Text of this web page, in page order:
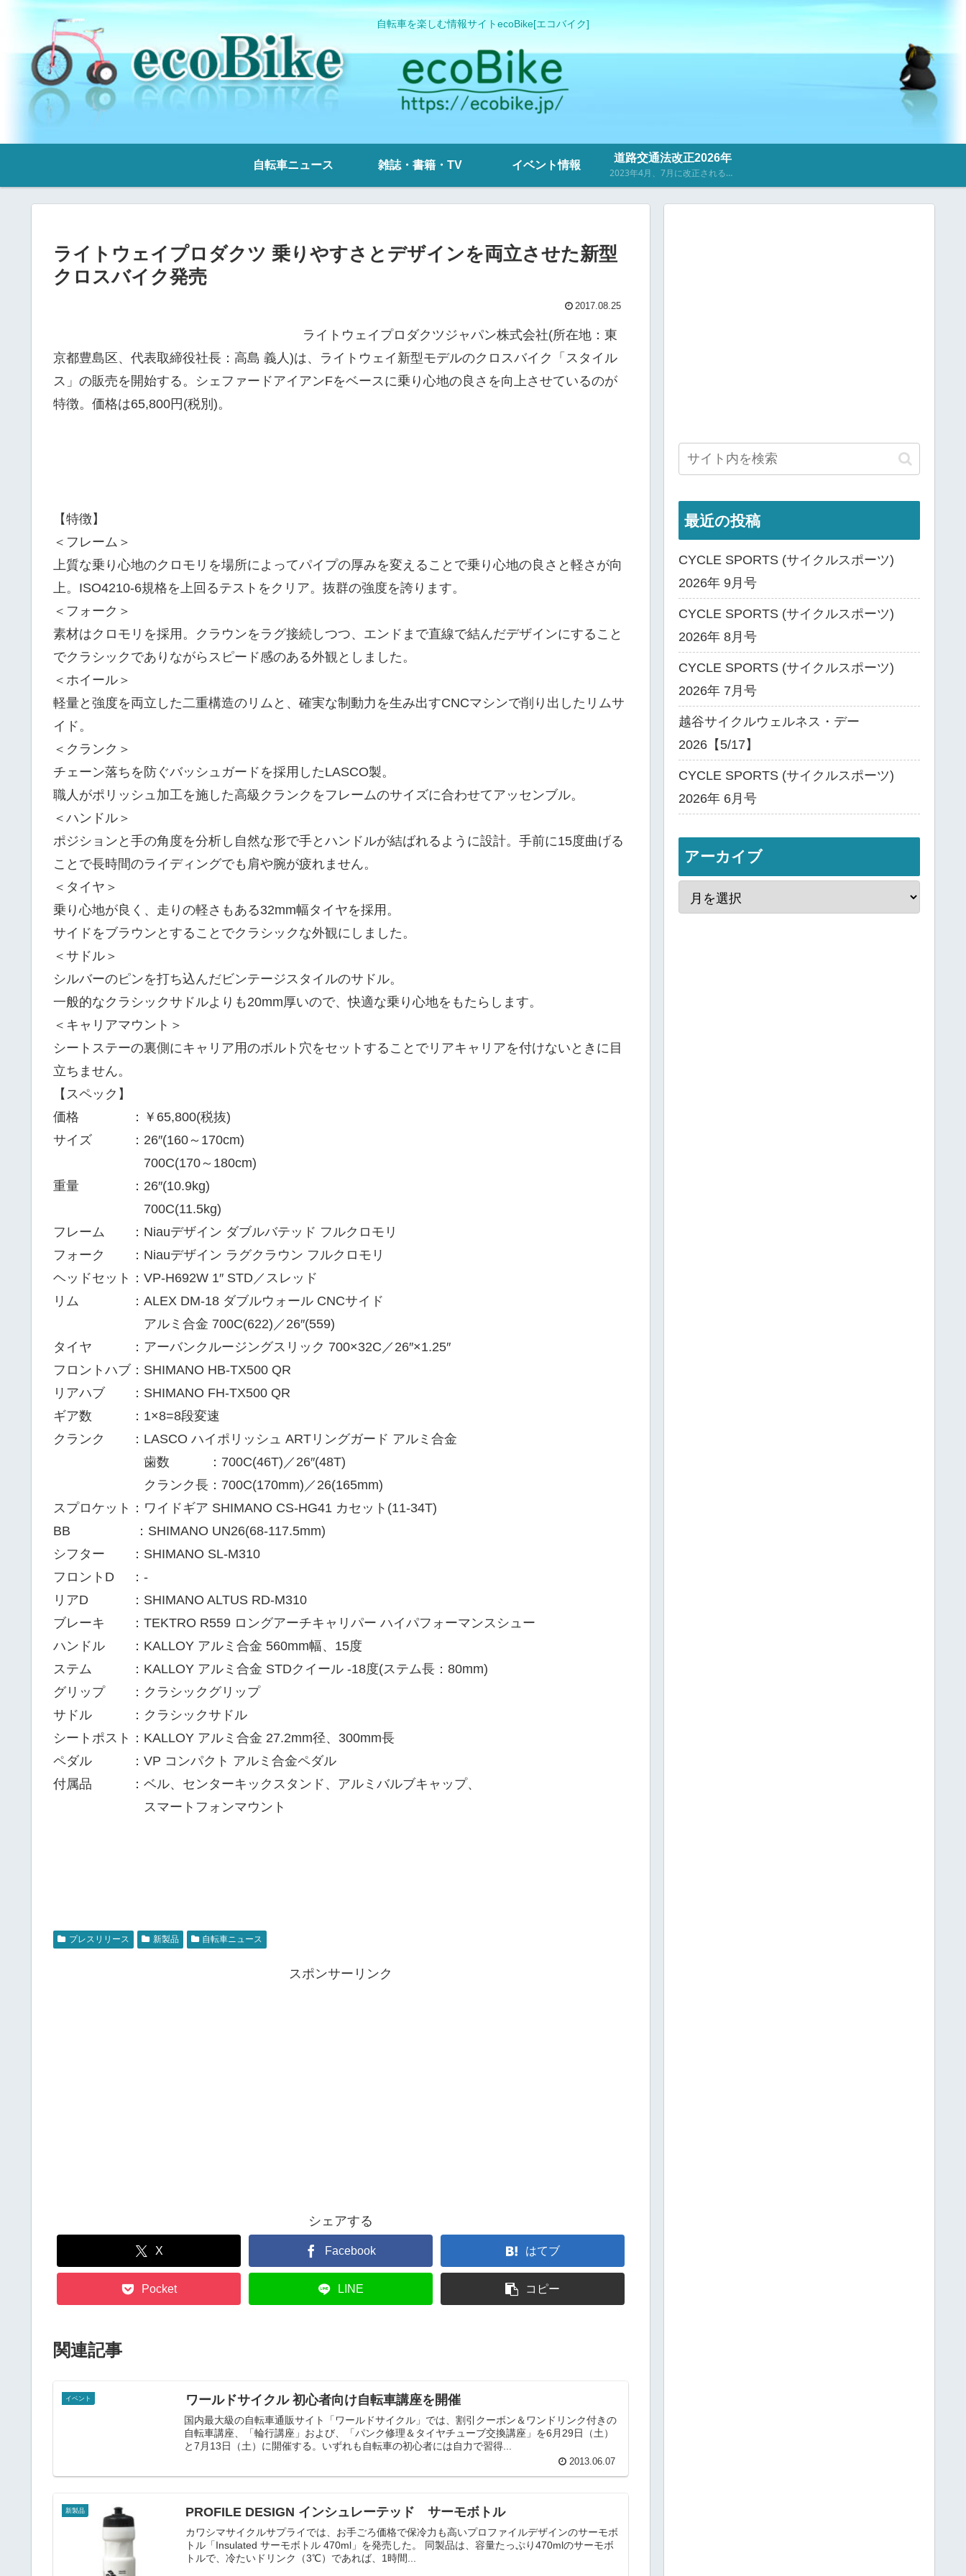
自転車を楽しむ情報サイトecoBike[エコバイク]
自転車ニュース 雑誌・書籍・TV イベント情報
道路交通法改正2026年
2023年4月、7月に改正される道路交通法に関するニュース・記事を掲載しています。
ライトウェイプロダクツ 乗りやすさとデザインを両立させた新型
クロスバイク発売
2017.08.25
ライトウェイプロダクツジャパン株式会社(所在地：東
京都豊島区、代表取締役社長：高島 義人)は、ライトウェイ新型モデルのクロスバイク「スタイル
ス」の販売を開始する。シェファードアイアンFをベースに乗り心地の良さを向上させているのが
特徴。価格は65,800円(税別)。
【特徴】
＜フレーム＞
上質な乗り心地のクロモリを場所によってパイプの厚みを変えることで乗り心地の良さと軽さが向
上。ISO4210-6規格を上回るテストをクリア。抜群の強度を誇ります。
＜フォーク＞
素材はクロモリを採用。クラウンをラグ接続しつつ、エンドまで直線で結んだデザインにすること
でクラシックでありながらスピード感のある外観としました。
＜ホイール＞
軽量と強度を両立した二重構造のリムと、確実な制動力を生み出すCNCマシンで削り出したリムサ
イド。
＜クランク＞
チェーン落ちを防ぐバッシュガードを採用したLASCO製。
職人がポリッシュ加工を施した高級クランクをフレームのサイズに合わせてアッセンブル。
＜ハンドル＞
ポジションと手の角度を分析し自然な形で手とハンドルが結ばれるように設計。手前に15度曲げる
ことで長時間のライディングでも肩や腕が疲れません。
＜タイヤ＞
乗り心地が良く、走りの軽さもある32mm幅タイヤを採用。
サイドをブラウンとすることでクラシックな外観にしました。
＜サドル＞
シルバーのピンを打ち込んだビンテージスタイルのサドル。
一般的なクラシックサドルよりも20mm厚いので、快適な乗り心地をもたらします。
＜キャリアマウント＞
シートステーの裏側にキャリア用のボルト穴をセットすることでリアキャリアを付けないときに目
立ちません。
【スペック】
価格 ：￥65,800(税抜)
サイズ ：26″(160～170cm)
700C(170～180cm)
重量 ：26″(10.9kg)
700C(11.5kg)
フレーム ：Niauデザイン ダブルバテッド フルクロモリ
フォーク ：Niauデザイン ラグクラウン フルクロモリ
ヘッドセット：VP-H692W 1″ STD／スレッド
リム ：ALEX DM-18 ダブルウォール CNCサイド
アルミ合金 700C(622)／26″(559)
タイヤ ：アーバンクルージングスリック 700×32C／26″×1.25″
フロントハブ：SHIMANO HB-TX500 QR
リアハブ ：SHIMANO FH-TX500 QR
ギア数 ：1×8=8段変速
クランク ：LASCO ハイポリッシュ ARTリングガード アルミ合金
歯数 ：700C(46T)／26″(48T)
クランク長：700C(170mm)／26(165mm)
スプロケット：ワイドギア SHIMANO CS-HG41 カセット(11-34T)
BB ：SHIMANO UN26(68-117.5mm)
シフター ：SHIMANO SL-M310
フロントD ：-
リアD ：SHIMANO ALTUS RD-M310
ブレーキ ：TEKTRO R559 ロングアーチキャリパー ハイパフォーマンスシュー
ハンドル ：KALLOY アルミ合金 560mm幅、15度
ステム ：KALLOY アルミ合金 STDクイール -18度(ステム長：80mm)
グリップ ：クラシックグリップ
サドル ：クラシックサドル
シートポスト：KALLOY アルミ合金 27.2mm径、300mm長
ペダル ：VP コンパクト アルミ合金ペダル
付属品 ：ベル、センターキックスタンド、アルミバルブキャップ、
スマートフォンマウント
プレスリリース 新製品 自転車ニュース
スポンサーリンク
シェアする
X Facebook はてブ
Pocket LINE コピー
関連記事
イベント ワールドサイクル 初心者向け自転車講座を開催
国内最大級の自転車通販サイト「ワールドサイクル」では、割引クーボン＆ワンドリンク付きの
自転車講座、「輪行講座」および、「パンク修理＆タイヤチューブ交換講座」を6月29日（土）
と7月13日（土）に開催する。いずれも自転車の初心者には自力で習得...
2013.06.07
新製品 PROFILE DESIGN インシュレーテッド サーモボトル
カワシマサイクルサプライでは、お手ごろ価格で保冷力も高いプロファイルデザインのサーモボ
トル「Insulated サーモボトル 470ml」を発売した。 同製品は、容量たっぷり470mlのサーモボ
トルで、冷たいドリンク（3℃）であれば、1時間...
最近の投稿
CYCLE SPORTS (サイクルスポーツ)
2026年 9月号
CYCLE SPORTS (サイクルスポーツ)
2026年 8月号
CYCLE SPORTS (サイクルスポーツ)
2026年 7月号
越谷サイクルウェルネス・デー
2026【5/17】
CYCLE SPORTS (サイクルスポーツ)
2026年 6月号
アーカイブ